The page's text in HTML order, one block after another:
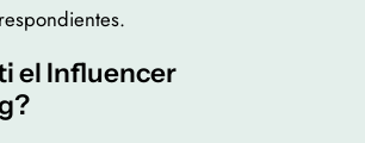
el Influencer